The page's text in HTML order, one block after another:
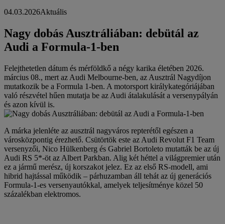
04.03.2026Aktuális
Nagy dobás Ausztráliában: debütál az
Audi a Formula-1-ben
Felejthetetlen dátum és mérföldkő a négy karika életében 2026.
március 08., mert az Audi Melbourne-ben, az Ausztrál Nagydíjon
mutatkozik be a Formula 1-ben. A motorsport királykategóriájában
való részvétel hűen mutatja be az Audi átalakulását a versenypályán
és azon kívül is.
A márka jelenléte az ausztrál nagyváros repterétől egészen a
városközpontig érezhető. Csütörtök este az Audi Revolut F1 Team
versenyzői, Nico Hülkenberg és Gabriel Bortoleto mutatták be az új
Audi RS 5*-öt az Albert Parkban. Alig két héttel a világpremier után
ez a jármű merész, új korszakot jelez. Ez az első RS-modell, ami
hibrid hajtással működik – párhuzamban áll tehát az új generációs
Formula-1-es versenyautókkal, amelyek teljesítménye közel 50
százalékban elektromos.